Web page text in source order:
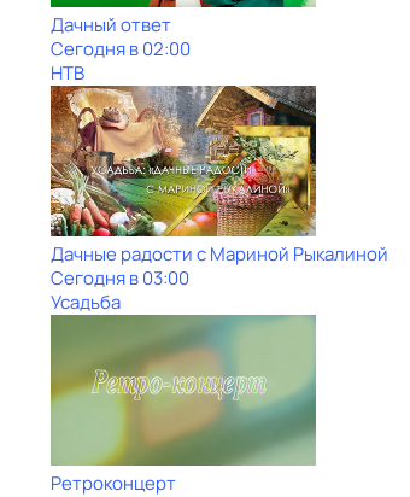
Дачный ответ
Сегодня в 02:00
НТВ
Дачные радости с Мариной Рыкалиной
Сегодня в 03:00
Усадьба
Ретроконцерт